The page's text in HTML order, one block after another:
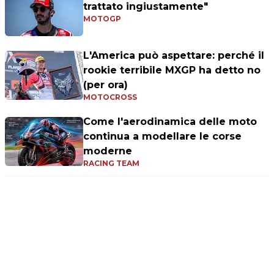
trattato ingiustamente"
MOTOGP
L'America può aspettare: perché il
rookie terribile MXGP ha detto no
(per ora)
MOTOCROSS
Come l'aerodinamica delle moto
continua a modellare le corse
moderne
RACING TEAM